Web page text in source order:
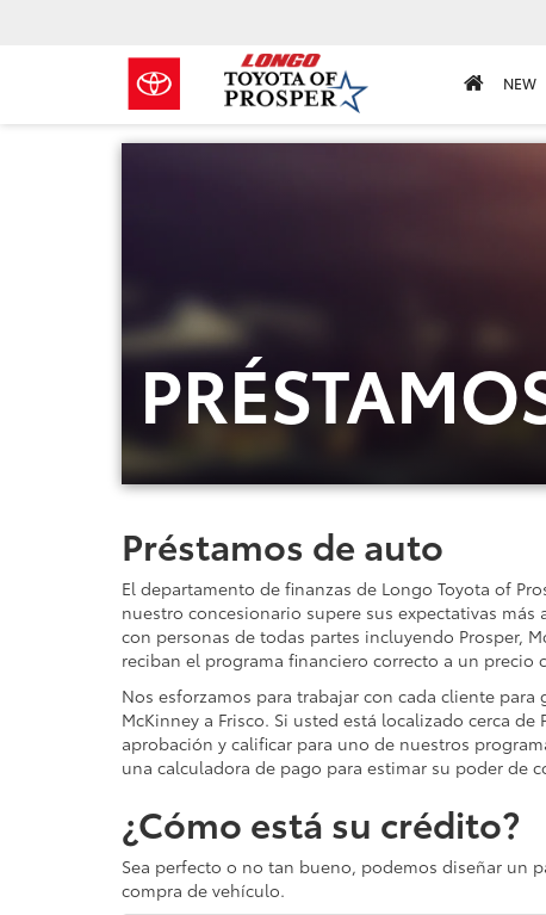
NEW
Préstamos de auto
El departamento de finanzas de Longo Toyota of
nuestro concesionario supere sus expectativas
con personas de todas partes incluyendo Prosper,
reciban el programa financiero correcto a un precio
Nos esforzamos para trabajar con cada cliente
McKinney a Frisco. Si usted está localizado cerca
aprobación y calificar para uno de nuestros
una calculadora de pago para estimar su poder de
¿Cómo está su crédito?
Sea perfecto o no tan bueno, podemos diseñar un
compra de vehículo.